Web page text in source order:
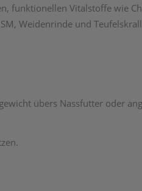
funktionellen Vitalstoffe wie
Weidenrinde und
übers Nassfutter oder